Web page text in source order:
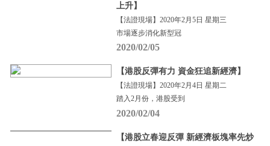
上升】
【法證現場】2020年2月5日 星期三
市場逐步消化新型冠
2020/02/05
【港股反彈有力 資金狂追新經濟】
【法證現場】2020年2月4日 星期二
踏入2月份，港股受到
2020/02/04
【港股立春迎反彈 新經濟板塊率先炒